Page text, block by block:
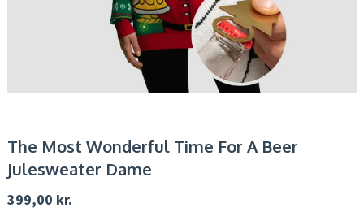
The Most Wonderful Time For A Beer
Julesweater Dame
399,00 kr.